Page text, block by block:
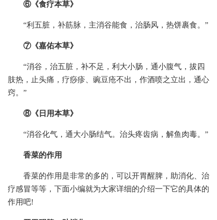
⑥《食疗本草》
“利五脏，补筋脉，主消谷能食，治肠风，热饼裹食。”
⑦《嘉佑本草》
“消谷，治五脏，补不足，利大小肠，通小腹气，拔四
肢热，止头痛，疗痧疹、豌豆疮不出，作酒喷之立出，通心
窍。”
⑧《日用本草》
“消谷化气，通大小肠结气。治头疼齿病，解鱼肉毒。”
香菜的作用
香菜的作用是非常的多的，可以开胃醒脾，助消化、治
疗感冒等等，下面小编就为大家详细的介绍一下它的具体的
作用吧!